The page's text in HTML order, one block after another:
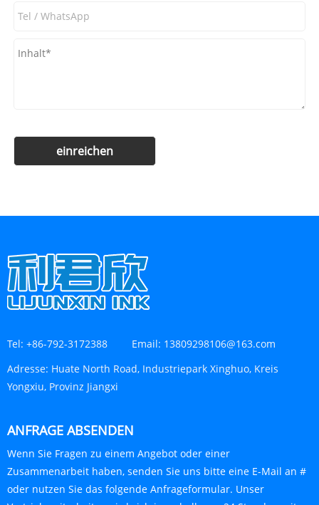
Tel: +86-792-3172388 Email: 13809298106@163.com
Adresse: Huate North Road, Industriepark Xinghuo, Kreis
Yongxiu, Provinz Jiangxi
ANFRAGE ABSENDEN
Wenn Sie Fragen zu einem Angebot oder einer
Zusammenarbeit haben, senden Sie uns bitte eine E-Mail an #
oder nutzen Sie das folgende Anfrageformular. Unser